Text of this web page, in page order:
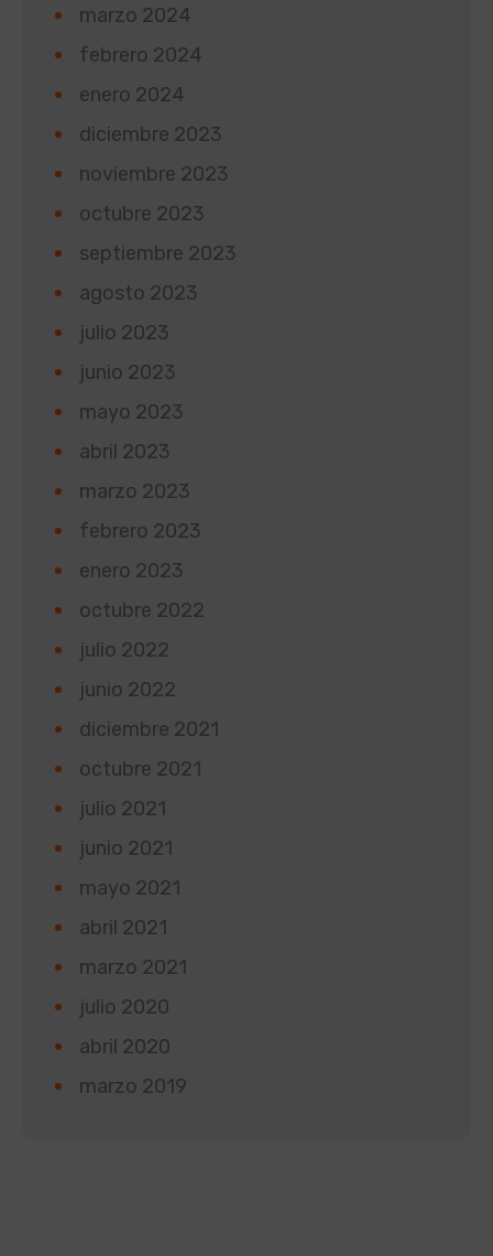
marzo 2024
febrero 2024
enero 2024
diciembre 2023
noviembre 2023
octubre 2023
septiembre 2023
agosto 2023
julio 2023
junio 2023
mayo 2023
abril 2023
marzo 2023
febrero 2023
enero 2023
octubre 2022
julio 2022
junio 2022
diciembre 2021
octubre 2021
julio 2021
junio 2021
mayo 2021
abril 2021
marzo 2021
julio 2020
abril 2020
marzo 2019